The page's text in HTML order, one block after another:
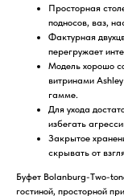
Просторная
подносов, ваз,
Фактурная
перегружает
Модель хорошо
витринами
гамме.
Для ухода
избегать
Закрытое
скрывать от
Буфет Bolanburg-Two-
гостиной, просторной